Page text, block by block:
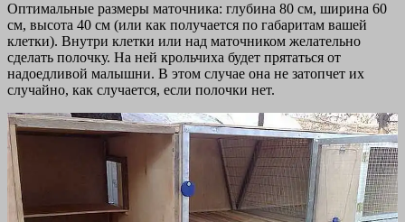
Оптимальные размеры маточника: глубина 80 см, ширина 60
см, высота 40 см (или как получается по габаритам вашей
клетки). Внутри клетки или над маточником желательно
сделать полочку. На ней крольчиха будет прятаться от
надоедливой малышни. В этом случае она не затопчет их
случайно, как случается, если полочки нет.